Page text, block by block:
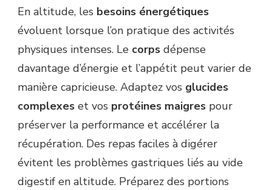
En altitude, les besoins énergétiques
évoluent lorsque l’on pratique des activités
physiques intenses. Le corps dépense
davantage d’énergie et l’appétit peut varier de
manière capricieuse. Adaptez vos glucides
complexes et vos protéines maigres pour
préserver la performance et accélérer la
récupération. Des repas faciles à digérer
évitent les problèmes gastriques liés au vide
digestif en altitude. Préparez des portions